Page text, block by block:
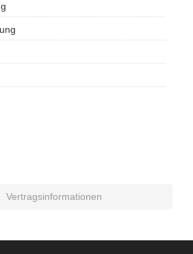
Vertragsinformationen